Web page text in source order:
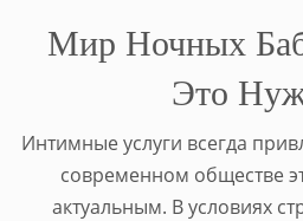
Мир Ночных
Это
Интимные услуги всегда
современном обществе
актуальным. В условиях